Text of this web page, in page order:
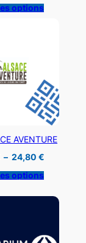
prix :
6,25 €
options
AVENTURE
– 24,80 €Plage
prix :
15,00 €
24,80 €
options